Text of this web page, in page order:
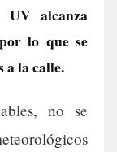
UV alcanza
lo que se
a la calle.
no se